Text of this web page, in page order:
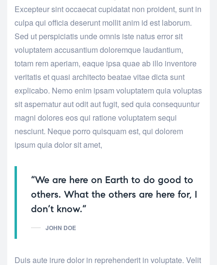
Excepteur sint occaecat cupidatat non proident, sunt in
culpa qui officia deserunt mollit anim id est laborum.
Sed ut perspiciatis unde omnis iste natus error sit
voluptatem accusantium doloremque laudantium,
totam rem aperiam, eaque ipsa quae ab illo inventore
veritatis et quasi architecto beatae vitae dicta sunt
explicabo. Nemo enim ipsam voluptatem quia voluptas
sit aspernatur aut odit aut fugit, sed quia consequuntur
magni dolores eos qui ratione voluptatem sequi
nesciunt. Neque porro quisquam est, qui dolorem
ipsum quia dolor sit amet,
“We are here on Earth to do good to
others. What the others are here for, I
don’t know.”
JOHN DOE
Duis aute irure dolor in reprehenderit in voluptate. Velit